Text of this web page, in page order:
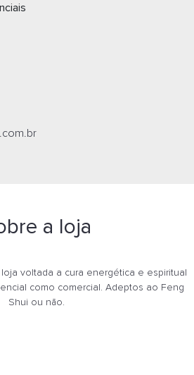
a loja
voltada a cura energética e espiritual
como comercial. Adeptos ao Feng
Shui ou não.